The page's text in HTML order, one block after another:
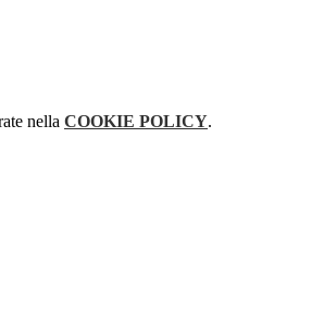
nella COOKIE POLICY.